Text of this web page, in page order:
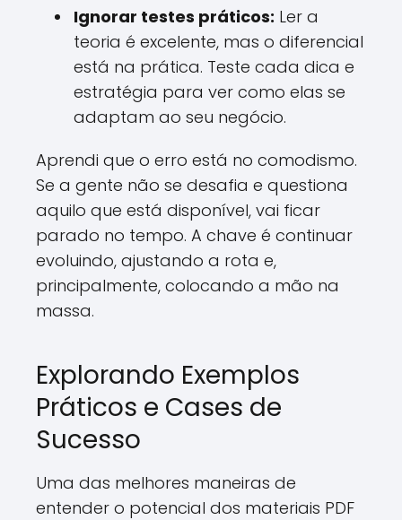
Ignorar testes práticos: Ler a
teoria é excelente, mas o diferencial
está na prática. Teste cada dica e
estratégia para ver como elas se
adaptam ao seu negócio.
Aprendi que o erro está no comodismo.
Se a gente não se desafia e questiona
aquilo que está disponível, vai ficar
parado no tempo. A chave é continuar
evoluindo, ajustando a rota e,
principalmente, colocando a mão na
massa.
Explorando Exemplos
Práticos e Cases de
Sucesso
Uma das melhores maneiras de
entender o potencial dos materiais PDF